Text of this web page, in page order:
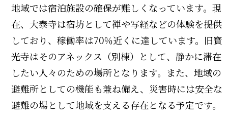
地域では宿泊施設の確保が難しくなっています。現
在、大泰寺は宿坊として禅や写経などの体験を提供
しており、稼働率は70％近くに達しています。旧寳
光寺はそのアネックス（別棟）として、静かに滞在
したい人々のための場所となります。また、地域の
避難所としての機能も兼ね備え、災害時には安全な
避難の場として地域を支える存在となる予定です。